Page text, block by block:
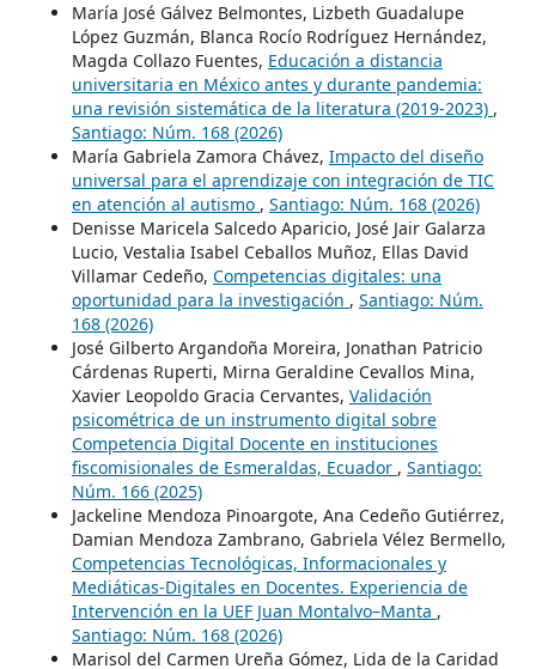
María José Gálvez Belmontes, Lizbeth Guadalupe
López Guzmán, Blanca Rocío Rodríguez Hernández,
Magda Collazo Fuentes, Educación a distancia
universitaria en México antes y durante pandemia:
una revisión sistemática de la literatura (2019-2023) ,
Santiago: Núm. 168 (2026)
María Gabriela Zamora Chávez, Impacto del diseño
universal para el aprendizaje con integración de TIC
en atención al autismo , Santiago: Núm. 168 (2026)
Denisse Maricela Salcedo Aparicio, José Jair Galarza
Lucio, Vestalia Isabel Ceballos Muñoz, Ellas David
Villamar Cedeño, Competencias digitales: una
oportunidad para la investigación , Santiago: Núm.
168 (2026)
José Gilberto Argandoña Moreira, Jonathan Patricio
Cárdenas Ruperti, Mirna Geraldine Cevallos Mina,
Xavier Leopoldo Gracia Cervantes, Validación
psicométrica de un instrumento digital sobre
Competencia Digital Docente en instituciones
fiscomisionales de Esmeraldas, Ecuador , Santiago:
Núm. 166 (2025)
Jackeline Mendoza Pinoargote, Ana Cedeño Gutiérrez,
Damian Mendoza Zambrano, Gabriela Vélez Bermello,
Competencias Tecnológicas, Informacionales y
Mediáticas-Digitales en Docentes. Experiencia de
Intervención en la UEF Juan Montalvo–Manta ,
Santiago: Núm. 168 (2026)
Marisol del Carmen Ureña Gómez, Lida de la Caridad